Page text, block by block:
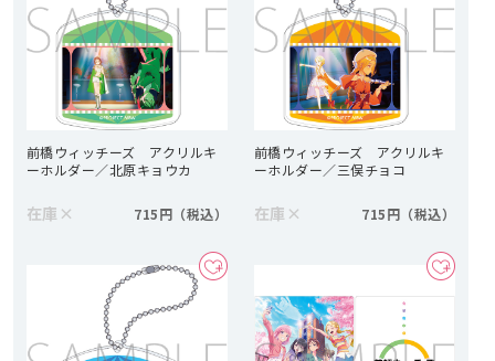
前橋ウィッチーズ アクリルキ
ーホルダー／北原キョウカ
在庫 × 715円
前橋ウィッチーズ アクリルキ
ーホルダー／三俣チョコ
在庫 × 715円